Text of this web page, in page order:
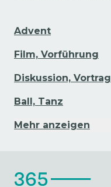
Advent
Film, Vorführung
Diskussion, Vortrag
Ball, Tanz
Mehr anzeigen